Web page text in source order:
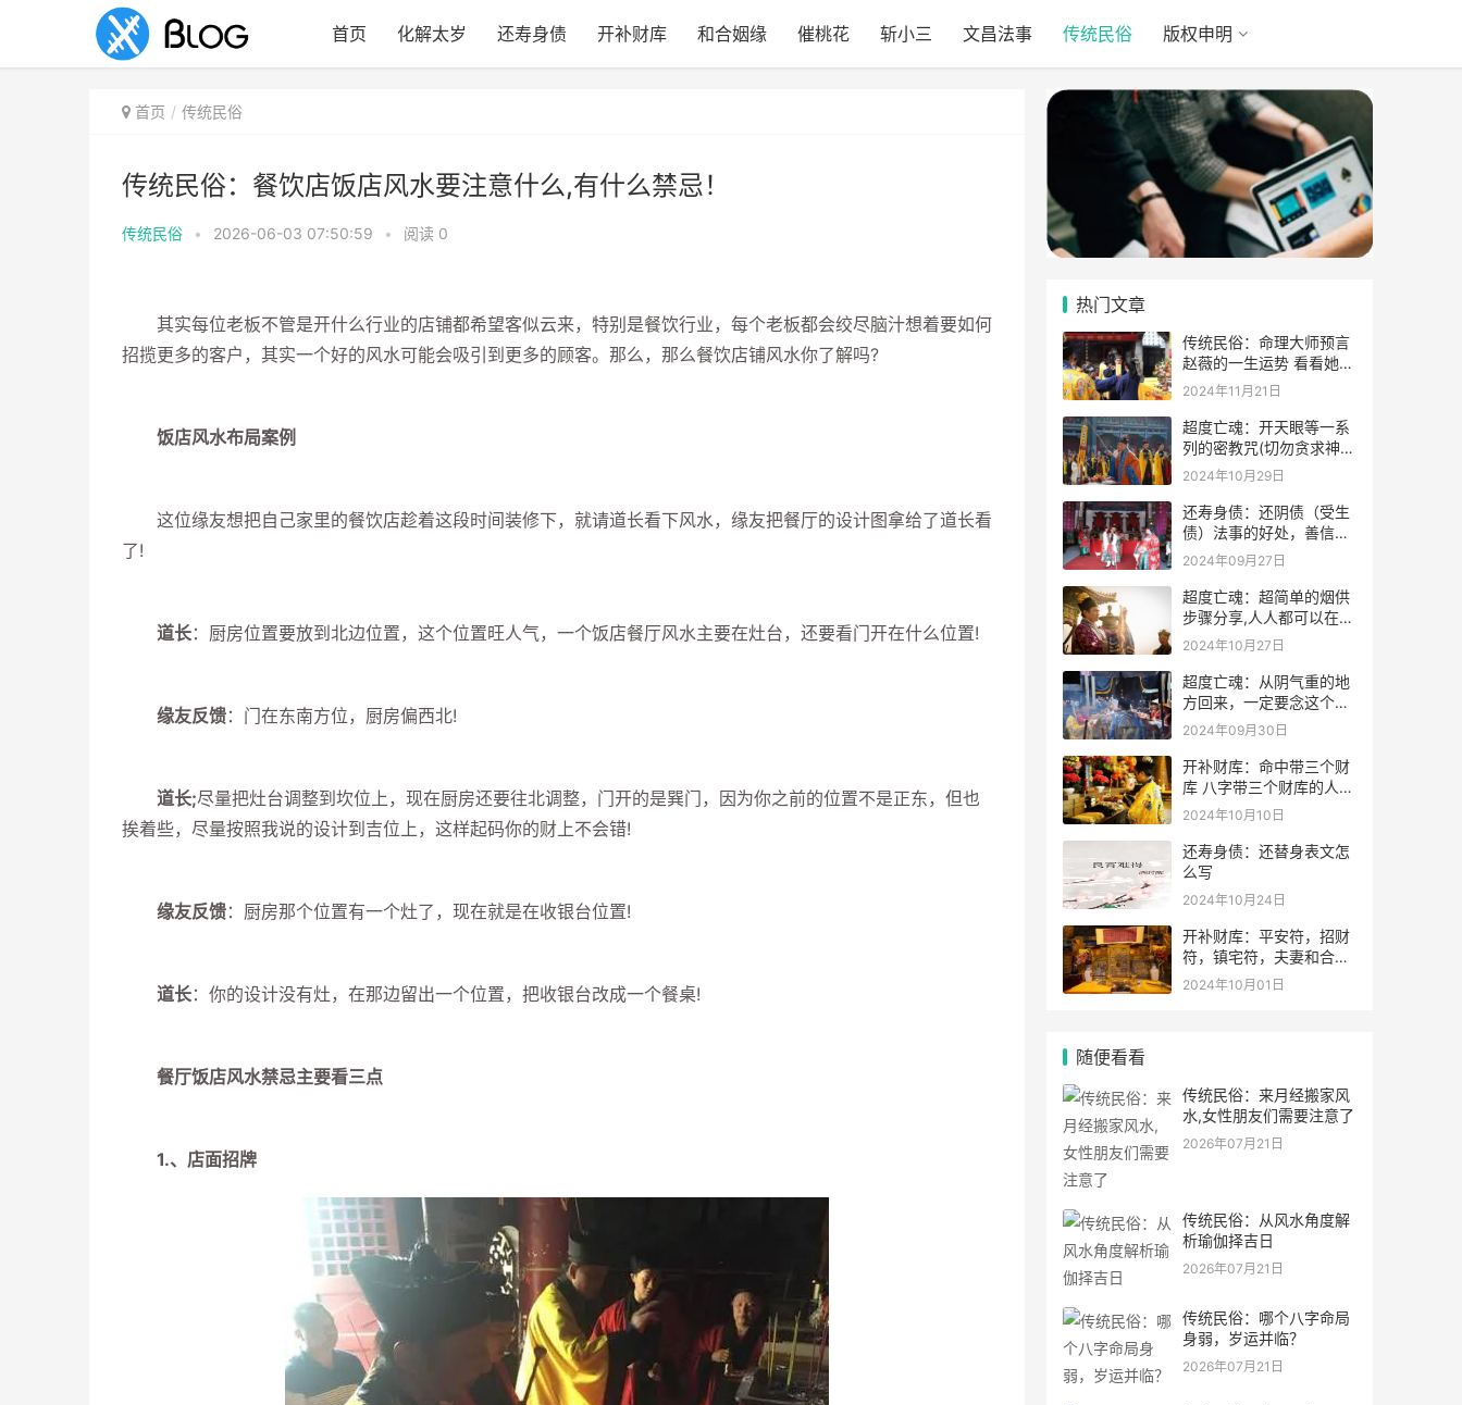
首页 化解太岁 还寿身债 开补财库 和合姻缘 催桃花 斩小三 文昌法事 传统民俗 版权申明
首页 传统民俗
传统民俗：餐饮店饭店风水要注意什么,有什么禁忌！
传统民俗 • 2026-06-03 07:50:59 • 阅读 0
其实每位老板不管是开什么行业的店铺都希望客似云来，特别是餐饮行业，每个老板都会绞尽脑汁想着要如何
招揽更多的客户，其实一个好的风水可能会吸引到更多的顾客。那么，那么餐饮店铺风水你了解吗?
饭店风水布局案例
这位缘友想把自己家里的餐饮店趁着这段时间装修下，就请道长看下风水，缘友把餐厅的设计图拿给了道长看
了!
道长：厨房位置要放到北边位置，这个位置旺人气，一个饭店餐厅风水主要在灶台，还要看门开在什么位置!
缘友反馈：门在东南方位，厨房偏西北!
道长;尽量把灶台调整到坎位上，现在厨房还要往北调整，门开的是巽门，因为你之前的位置不是正东，但也
挨着些，尽量按照我说的设计到吉位上，这样起码你的财上不会错!
缘友反馈：厨房那个位置有一个灶了，现在就是在收银台位置!
道长：你的设计没有灶，在那边留出一个位置，把收银台改成一个餐桌!
餐厅饭店风水禁忌主要看三点
1.、店面招牌
热门文章
传统民俗：命理大师预言
赵薇的一生运势 看看她的
表示
2024年11月21日
超度亡魂：开天眼等一系
列的密教咒(切勿贪求神
通)
2024年10月29日
还寿身债：还阴债（受生
债）法事的好处，善信必
看！
2024年09月27日
超度亡魂：超简单的烟供
步骤分享,人人都可以在家
做烟供
2024年10月27日
超度亡魂：从阴气重的地
方回来，一定要念这个
咒！
2024年09月30日
开补财库：命中带三个财
库 八字带三个财库的人是
不是很有钱？
2024年10月10日
还寿身债：还替身表文怎
么写
2024年10月24日
开补财库：平安符，招财
符，镇宅符，夫妻和合符.
灵符符咒.
2024年10月01日
随便看看
传统民俗：来月经搬家风
水,女性朋友们需要注意了
2026年07月21日
传统民俗：从风水角度解
析瑜伽择吉日
2026年07月21日
传统民俗：哪个八字命局
身弱，岁运并临？
2026年07月21日